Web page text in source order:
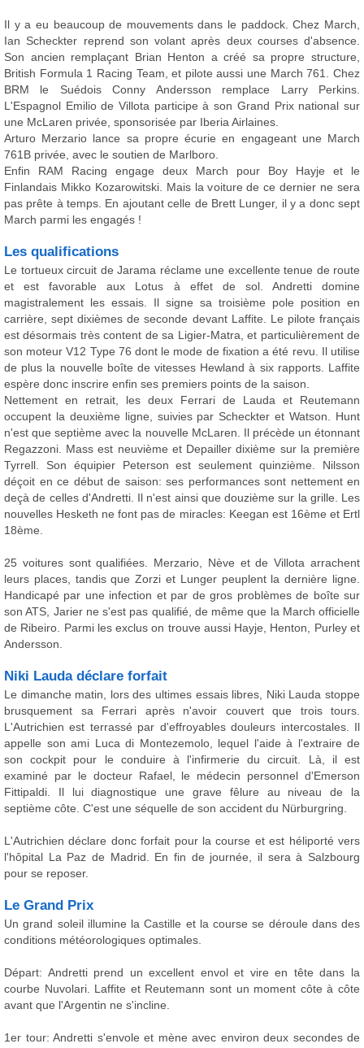
Il y a eu beaucoup de mouvements dans le paddock. Chez March,
Ian Scheckter reprend son volant après deux courses d'absence.
Son ancien remplaçant Brian Henton a créé sa propre structure,
British Formula 1 Racing Team, et pilote aussi une March 761. Chez
BRM le Suédois Conny Andersson remplace Larry Perkins.
L'Espagnol Emilio de Villota participe à son Grand Prix national sur
une McLaren privée, sponsorisée par Iberia Airlaines.
Arturo Merzario lance sa propre écurie en engageant une March
761B privée, avec le soutien de Marlboro.
Enfin RAM Racing engage deux March pour Boy Hayje et le
Finlandais Mikko Kozarowitski. Mais la voiture de ce dernier ne sera
pas prête à temps. En ajoutant celle de Brett Lunger, il y a donc sept
March parmi les engagés !
Les qualifications
Le tortueux circuit de Jarama réclame une excellente tenue de route
et est favorable aux Lotus à effet de sol. Andretti domine
magistralement les essais. Il signe sa troisième pole position en
carrière, sept dixièmes de seconde devant Laffite. Le pilote français
est désormais très content de sa Ligier-Matra, et particulièrement de
son moteur V12 Type 76 dont le mode de fixation a été revu. Il utilise
de plus la nouvelle boîte de vitesses Hewland à six rapports. Laffite
espère donc inscrire enfin ses premiers points de la saison.
Nettement en retrait, les deux Ferrari de Lauda et Reutemann
occupent la deuxième ligne, suivies par Scheckter et Watson. Hunt
n'est que septième avec la nouvelle McLaren. Il précède un étonnant
Regazzoni. Mass est neuvième et Depailler dixième sur la première
Tyrrell. Son équipier Peterson est seulement quinzième. Nilsson
déçoit en ce début de saison: ses performances sont nettement en
deçà de celles d'Andretti. Il n'est ainsi que douzième sur la grille. Les
nouvelles Hesketh ne font pas de miracles: Keegan est 16ème et Ertl
18ème.
25 voitures sont qualifiées. Merzario, Nève et de Villota arrachent
leurs places, tandis que Zorzi et Lunger peuplent la dernière ligne.
Handicapé par une infection et par de gros problèmes de boîte sur
son ATS, Jarier ne s'est pas qualifié, de même que la March officielle
de Ribeiro. Parmi les exclus on trouve aussi Hayje, Henton, Purley et
Andersson.
Niki Lauda déclare forfait
Le dimanche matin, lors des ultimes essais libres, Niki Lauda stoppe
brusquement sa Ferrari après n'avoir couvert que trois tours.
L'Autrichien est terrassé par d'effroyables douleurs intercostales. Il
appelle son ami Luca di Montezemolo, lequel l'aide à l'extraire de
son cockpit pour le conduire à l'infirmerie du circuit. Là, il est
examiné par le docteur Rafael, le médecin personnel d'Emerson
Fittipaldi. Il lui diagnostique une grave fêlure au niveau de la
septième côte. C'est une séquelle de son accident du Nürburgring.
L'Autrichien déclare donc forfait pour la course et est héliporté vers
l'hôpital La Paz de Madrid. En fin de journée, il sera à Salzbourg
pour se reposer.
Le Grand Prix
Un grand soleil illumine la Castille et la course se déroule dans des
conditions météorologiques optimales.
Départ: Andretti prend un excellent envol et vire en tête dans la
courbe Nuvolari. Laffite et Reutemann sont un moment côte à côte
avant que l'Argentin ne s'incline.
1er tour: Andretti s'envole et mène avec environ deux secondes de